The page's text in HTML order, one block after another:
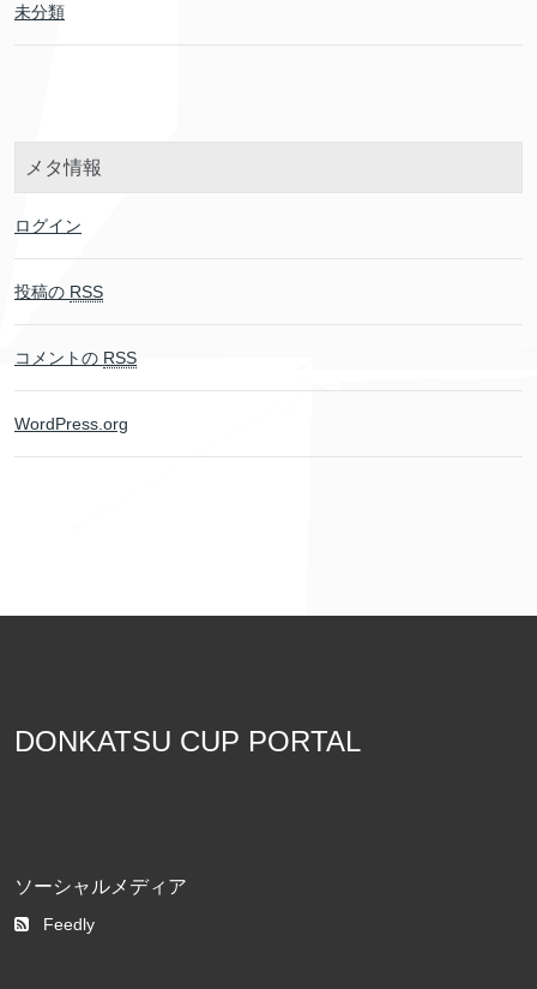
未分類
メタ情報
ログイン
投稿の RSS
コメントの RSS
WordPress.org
DONKATSU CUP PORTAL
ソーシャルメディア
Feedly